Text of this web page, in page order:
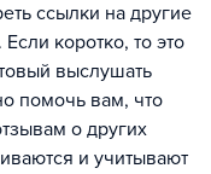
ссылки на другие
коротко, то это
выслушать
помочь вам, что
о других
и учитывают